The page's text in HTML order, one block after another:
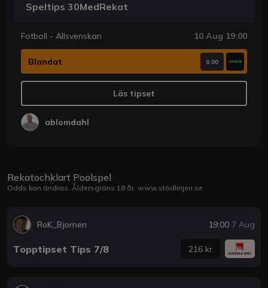
Speltips 30MedRekat
Fotboll - Allsvenskan 10 Aug 19:00
Blandat 0.00
Läs tipset
ablomdahl
Rekatochklart Poolspel
Odds kan ändras. Åldersgräns 18 år. www.stödlinjen.se
RoK_Bjornen 19:00 7 Aug
Topptipset Tips 7/8 216 kr